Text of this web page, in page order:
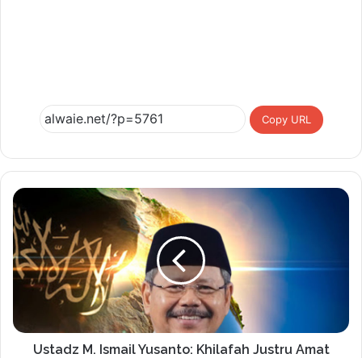
Copy URL
Ustadz M. Ismail Yusanto: Khilafah Justru Amat